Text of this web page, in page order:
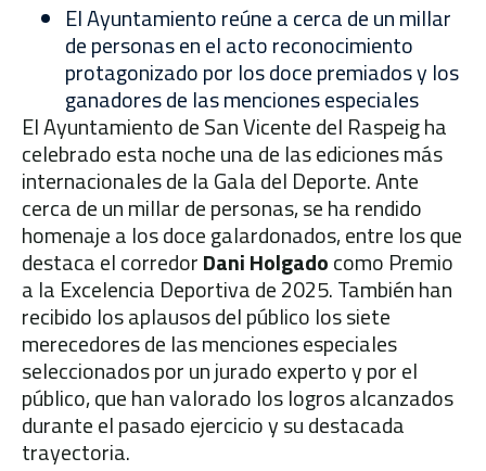
El Ayuntamiento reúne a cerca de un millar
de personas en el acto reconocimiento
protagonizado por los doce premiados y los
ganadores de las menciones especiales
El Ayuntamiento de San Vicente del Raspeig ha
celebrado esta noche una de las ediciones más
internacionales de la Gala del Deporte. Ante
cerca de un millar de personas, se ha rendido
homenaje a los doce galardonados, entre los que
destaca el corredorDani Holgadocomo Premio
a la Excelencia Deportiva de 2025. También han
recibido los aplausos del público los siete
merecedores de las menciones especiales
seleccionados por un jurado experto y por el
público, que han valorado los logros alcanzados
durante el pasado ejercicio y su destacada
trayectoria.